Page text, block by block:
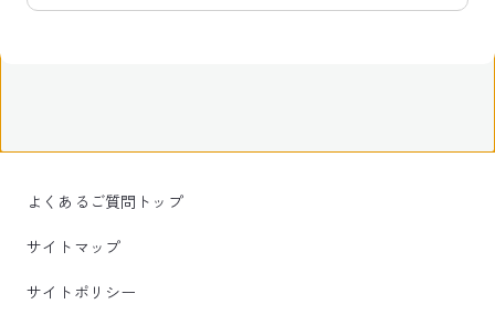
よくあるご質問トップ
サイトマップ
サイトポリシー